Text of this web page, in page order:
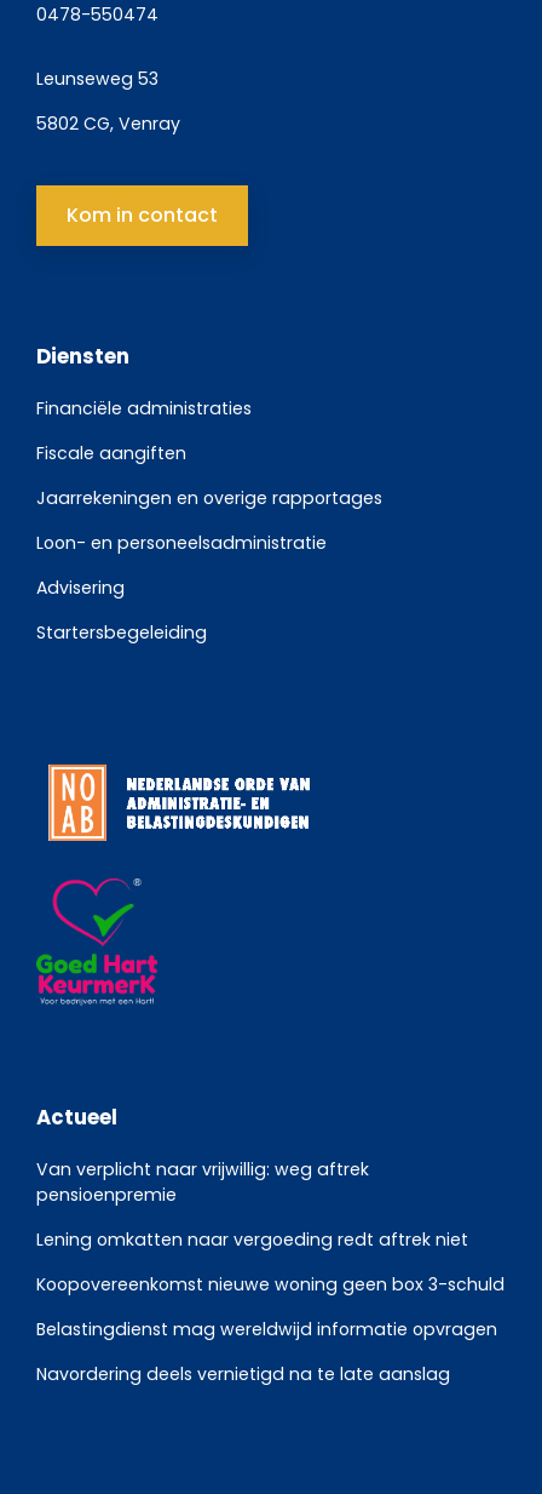
0478-550474
Leunseweg 53
5802 CG, Venray
Kom in contact
Diensten
Financiële administraties
Fiscale aangiften
Jaarrekeningen en overige rapportages
Loon- en personeelsadministratie
Advisering
Startersbegeleiding
Actueel
Van verplicht naar vrijwillig: weg aftrek
pensioenpremie
Lening omkatten naar vergoeding redt aftrek niet
Koopovereenkomst nieuwe woning geen box 3-schuld
Belastingdienst mag wereldwijd informatie opvragen
Navordering deels vernietigd na te late aanslag